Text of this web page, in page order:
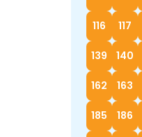
116 117
139 140
162 163
185 186